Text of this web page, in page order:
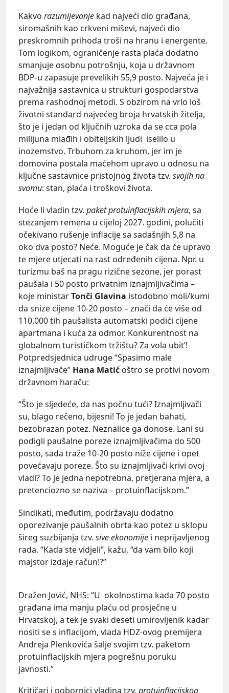
Kakvo razumijevanje kad najveći dio građana,
siromašnih kao crkveni miševi, najveći dio
preskromnih prihoda troši na hranu i energente.
Tom logikom, ograničenje rasta plaća dodatno
smanjuje osobnu potrošnju, koja u državnom
BDP-u zapasuje prevelikih 55,9 posto. Najveća je i
najvažnija sastavnica u strukturi gospodarstva
prema rashodnoj metodi. S obzirom na vrlo loš
životni standard najvećeg broja hrvatskih žitelja,
što je i jedan od ključnih uzroka da se cca pola
milijuna mlađih i obiteljskih ljudi iselilo u
inozemstvo. Trbuhom za kruhom, jer im je
domovina postala maćehom upravo u odnosu na
ključne sastavnice pristojnog života tzv. svojih na
svomu: stan, plaća i troškovi života.
Hoće li vladin tzv. paket protuinflacijskih mjera, sa
stezanjem remena u cijeloj 2027. godini, polučiti
očekivano rušenje inflacije sa sadašnjih 5,8 na
oko dva posto? Neće. Moguće je čak da će upravo
te mjere utjecati na rast određenih cijena. Npr. u
turizmu baš na pragu rizične sezone, jer porast
paušala i 50 posto privatnim iznajmljivačima –
koje ministarTonči Glavina istodobno moli/kumi
da snize cijene 10-20 posto – znači da će više od
110.000 tih paušalista automatski podići cijene
apartmana i kuća za odmor. Konkurentnost na
globalnom turističkom tržištu? Za vola ubit’!
Potpredsjednica udruge “Spasimo male
iznajmljivače” Hana Matić oštro se protivi novom
državnom haraču:
“Što je sljedeće, da nas počnu tući? Iznajmljivači
su, blago rečeno, bijesni! To je jedan bahati,
bezobrazan potez. Neznalice ga donose. Lani su
podigli paušalne poreze iznajmljivačima do 500
posto, sada traže 10-20 posto niže cijene i opet
povećavaju poreze. Što su iznajmljivači krivi ovoj
vladi? To je jedna nepotrebna, pretjerana mjera, a
pretenciozno se naziva – protuinflacijskom.”
Sindikati, međutim, podržavaju dodatno
oporezivanje paušalnih obrta kao potez u sklopu
šireg suzbijanja tzv. sive ekonomije i neprijavljenog
rada. “Kada ste vidjeli”, kažu, “da vam bilo koji
majstor izdaje račun!?”
Dražen Jović, NHS: “U okolnostima kada 70 posto
građana ima manju plaću od prosječne u
Hrvatskoj, a tek je svaki deseti umirovljenik kadar
nositi se s inflacijom, vlada HDZ-ovog premijera
Andreja Plenkovića šalje svojim tzv. paketom
protuinflacijskih mjera pogrešnu poruku
javnosti.”
Kritičari i pobornici vladina tzv. protuinflacijskog